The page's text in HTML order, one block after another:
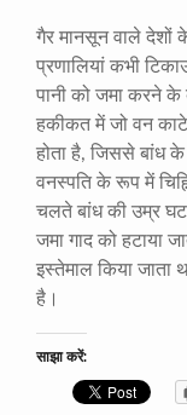
गैर मानसून वाले देशों
प्रणालियां कभी
पानी को जमा करने के
हकीकत में जो वन काटे
होता है, जिससे बांध
वनस्पति के रूप में
चलते बांध की उम्र घट
जमा गाद को हटाया
इस्तेमाल किया जाता
है।
साझा करें: